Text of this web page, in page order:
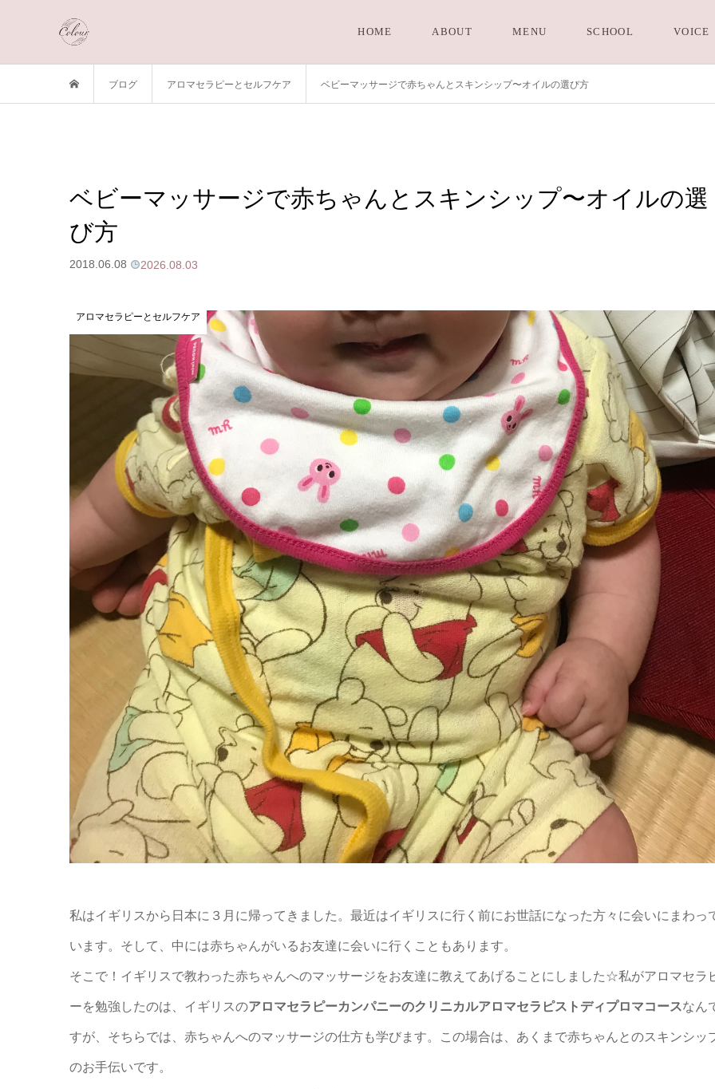
HOME ABOUT MENU SCHOOL VOICE
ブログ アロマセラピーとセルフケア ベビーマッサージで赤ちゃんとスキンシップ〜オイルの選び方
ベビーマッサージで赤ちゃんとスキンシップ〜オイルの選
び方
2018.06.08 2026.08.03
アロマセラピーとセルフケア
私はイギリスから日本に３月に帰ってきました。最近はイギリスに行く前にお世話になった方々に会いにまわっ
います。そして、中には赤ちゃんがいるお友達に会いに行くこともあります。
そこで！イギリスで教わった赤ちゃんへのマッサージをお友達に教えてあげることにしました☆私がアロマセラ
ーを勉強したのは、イギリスのアロマセラピーカンパニーのクリニカルアロマセラピストディプロマコースなん
すが、そちらでは、 赤ちゃんへのマッサージの仕方も学びます。この場合は、あくまで赤ちゃんとのスキンシッ
のお手伝いです。